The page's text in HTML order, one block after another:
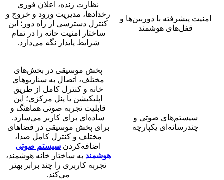
امنیت پیشرفته با دوربین‌ها و
قفل‌های هوشمند
نظارت زنده، اعلان فوری
رخدادها، مدیریت ورود و خروج و
کنترل دسترسی از راه دور؛ این
ساختار امنیت خانه را در تمام
شرایط پایدار نگه می‌دارد.
سیستم‌های صوتی و
چندرسانه‌ای یکپارچه
پخش موسیقی در بخش‌های
مختلف، اتصال به سناریوهای
خانه و کنترل کامل از طریق
اپلیکیشن یا پنل مرکزی؛ این
قابلیت تجربه صوتی هماهنگ و
ساده‌ای برای کاربر می‌سازد.
برای پخش موسیقی در فضاهای
مختلف و کنترل کامل صدا،
اضافه‌کردن سیستم صوتی
هوشمند به ساختار خانه هوشمند،
تجربه کاربری را چند برابر بهتر
می‌کند.